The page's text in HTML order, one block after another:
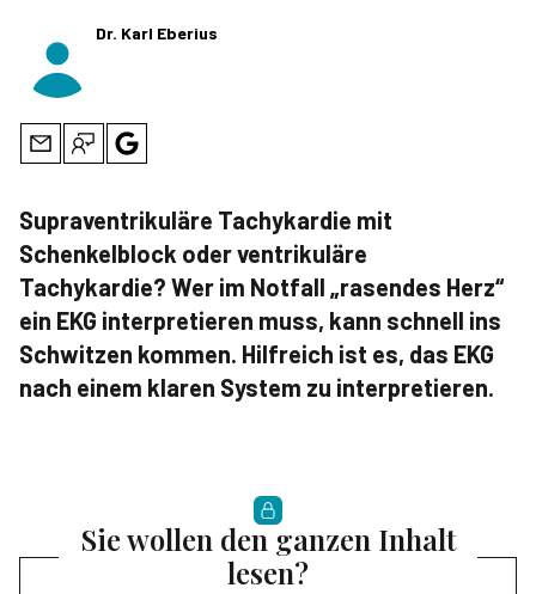
Dr. Karl Eberius
Supraventrikuläre Tachykardie mit
Schenkelblock oder ventrikuläre
Tachykardie? Wer im Notfall „rasendes Herz“
ein EKG interpretieren muss, kann schnell ins
Schwitzen kommen. Hilfreich ist es, das EKG
nach einem klaren System zu interpretieren.
Sie wollen den ganzen Inhalt
lesen?